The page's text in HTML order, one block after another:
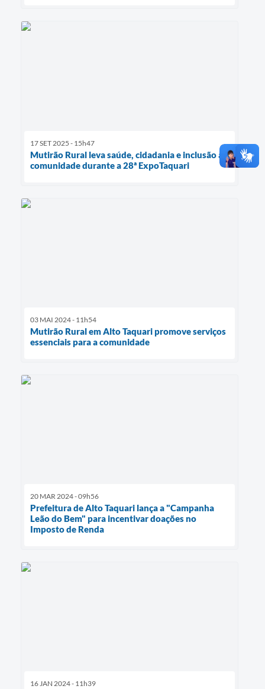
17 SET 2025 - 15h47
Mutirão Rural leva saúde, cidadania e inclusão à
comunidade durante a 28ª ExpoTaquari
03 MAI 2024 - 11h54
Mutirão Rural em Alto Taquari promove serviços
essenciais para a comunidade
20 MAR 2024 - 09h56
Prefeitura de Alto Taquari lança a "Campanha
Leão do Bem" para incentivar doações no
Imposto de Renda
16 JAN 2024 - 11h39